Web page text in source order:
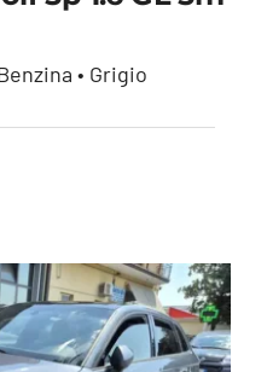
Golf 5p
• Grigio